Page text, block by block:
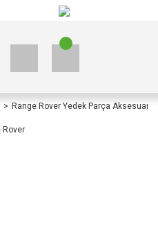
Range Rover Yedek Parça Aksesuar